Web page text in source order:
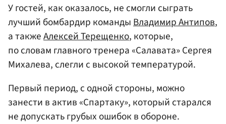
У гостей, как оказалось, не смогли сыграть
лучший бомбардир командыВладимир Антипов,
а такжеАлексей Терещенко, которые,
по словам главного тренера «Салавата» Сергея
Михалева, слегли с высокой температурой.
Первый период, с одной стороны, можно
занести в актив «Спартаку», который старался
не допускать грубых ошибок в обороне.